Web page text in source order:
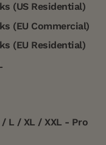
(US Residential)
(EU Commercial)
(EU Residential)
L / XL / XXL - Pro